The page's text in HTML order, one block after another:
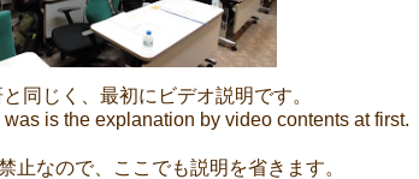
同じく、最初にビデオ説明です。
was is the explanation by video contents at first.
なので、ここでも説明を省きます。